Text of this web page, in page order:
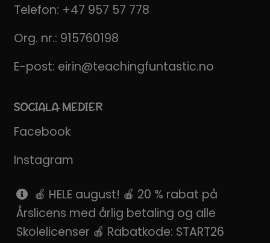
Telefon: +47 957 57 778
Org. nr.: 915760198
E-post: eirin@teachingfuntastic.no
SOCIALA MEDIER
Facebook
Instagram
Pinterest
SnapChat
🍎 HELE august! 🍎 20 % rabat på
Årslicens med årlig betaling og alle
Skolelicenser 🍎 Rabatkode: START26